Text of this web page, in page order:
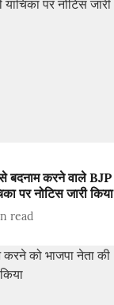
बदनाम करने वाले BJP
पर नोटिस जारी किया
read